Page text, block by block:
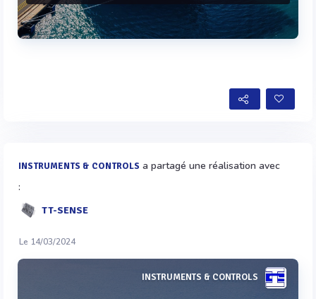
INSTRUMENTS & CONTROLS a partagé une réalisation avec
:
TT-SENSE
Le 14/03/2024
INSTRUMENTS & CONTROLS